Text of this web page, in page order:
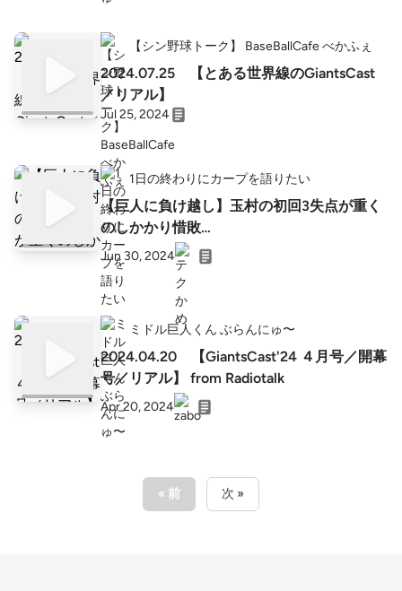
【シン野球トーク】 BaseBallCafe べかふぇ
2024.07.25 【とある世界線のGiantsCast
／リアル】
Jul 25, 2024
1日の終わりにカープを語りたい
【巨人に負け越し】玉村の初回3失点が重く
のしかかり惜敗…
Jun 30, 2024
ミドル巨人くん ぶらんにゅ〜
2024.04.20 【GiantsCast'24 ４月号／開幕
号／リアル】 from Radiotalk
Apr 20, 2024
« 前 次 »